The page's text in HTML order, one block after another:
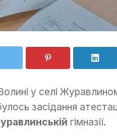
у селі
засідання
гімназії.